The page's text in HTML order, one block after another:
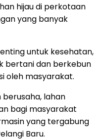
hijau di perkotaan
yang banyak
untuk kesehatan,
bertani dan berkebun
oleh masyarakat.
berusaha, lahan
bagi masyarakat
yang tergabung
Baru.